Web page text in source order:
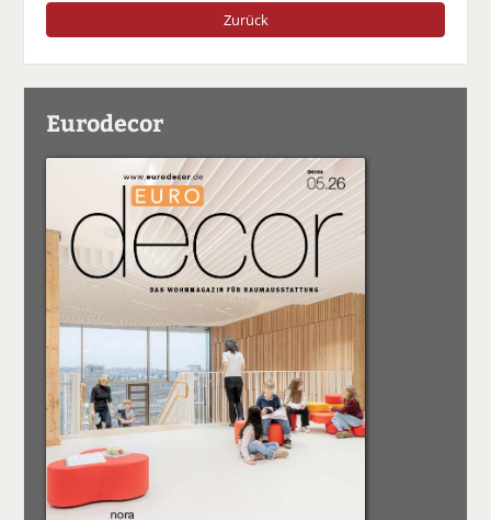
Zurück
Eurodecor